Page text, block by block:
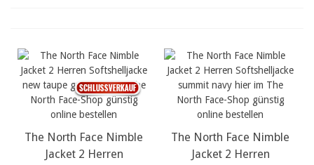
The North Face Nimble
Jacket 2 Herren
The North Face Nimble
Jacket 2 Herren